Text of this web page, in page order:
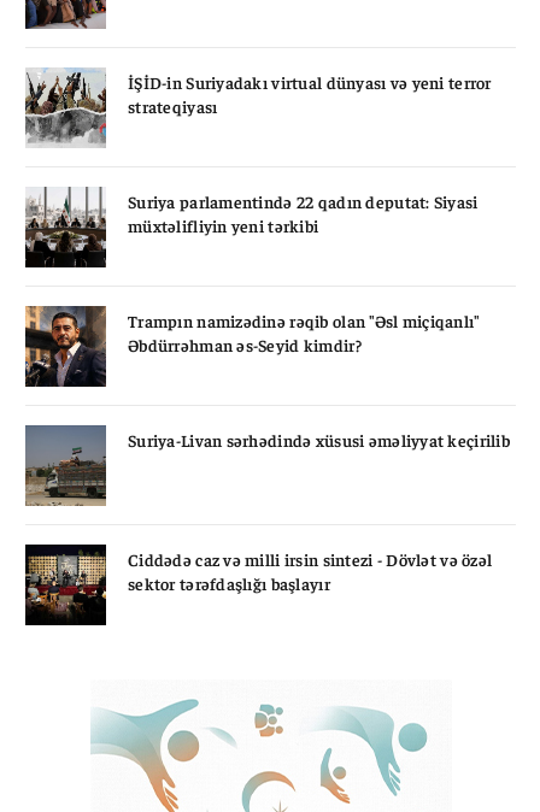
İŞİD-in Suriyadakı virtual dünyası və yeni terror
strateqiyası
Suriya parlamentində 22 qadın deputat: Siyasi
müxtəlifliyin yeni tərkibi
Trampın namizədinə rəqib olan "Əsl miçiqanlı"
Əbdürrəhman əs-Seyid kimdir?
Suriya-Livan sərhədində xüsusi əməliyyat keçirilib
Ciddədə caz və milli irsin sintezi - Dövlət və özəl
sektor tərəfdaşlığı başlayır